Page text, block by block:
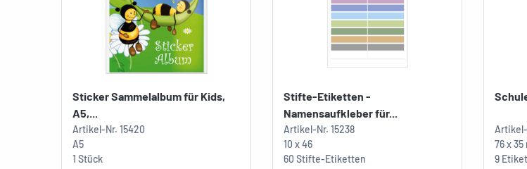
Sticker Sammelalbum für Kids,
A5,...
Artikel-Nr. 15420
A5
1 Stück
Stifte-Etiketten -
Namensaufkleber für...
Artikel-Nr. 15238
10 x 46
60 Stifte-Etiketten
76 x 35
9